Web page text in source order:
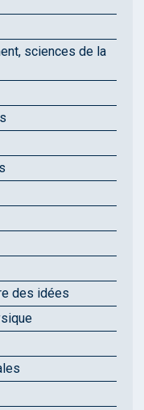
sciences de la
des idées